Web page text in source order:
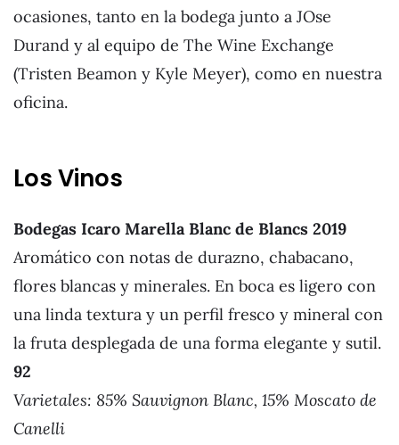
ocasiones, tanto en la bodega junto a JOse
Durand y al equipo de The Wine Exchange
(Tristen Beamon y Kyle Meyer), como en nuestra
oficina.
Los Vinos
Bodegas Icaro Marella Blanc de Blancs 2019
Aromático con notas de durazno, chabacano,
flores blancas y minerales. En boca es ligero con
una linda textura y un perfil fresco y mineral con
la fruta desplegada de una forma elegante y sutil.
92
Varietales: 85% Sauvignon Blanc, 15% Moscato de
Canelli